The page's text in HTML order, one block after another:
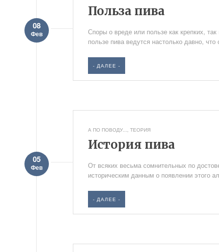
Польза пива
08
Фев
Споры о вреде или пользе как крепких,
пользе пива ведутся настолько давно,
- ДАЛЕЕ -
А ПО ПОВОДУ... ТЕОРИЯ
История пива
05
Фев
От всяких весьма сомнительных по
историческим данным о появлении этого
- ДАЛЕЕ -